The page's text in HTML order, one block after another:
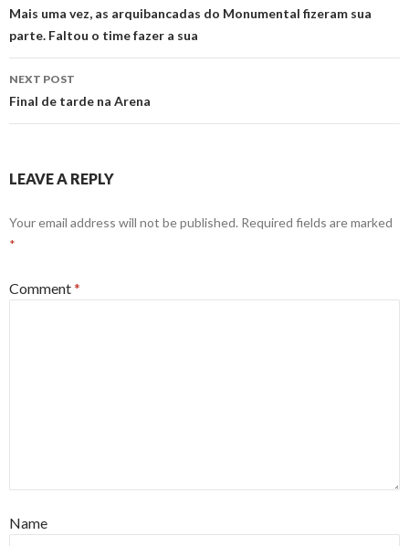
navigation
Mais uma vez, as arquibancadas do Monumental fizeram sua
parte. Faltou o time fazer a sua
NEXT POST
Final de tarde na Arena
LEAVE A REPLY
Your email address will not be published. Required fields are marked
*
Comment*
Name